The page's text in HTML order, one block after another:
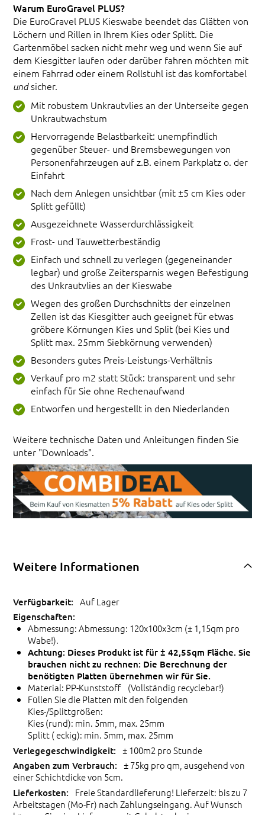
Warum EuroGravel PLUS?
Die EuroGravel PLUS Kieswabe beendet das Glätten von
Löchern und Rillen in Ihrem Kies oder Splitt. Die
Gartenmöbel sacken nicht mehr weg und wenn Sie auf
dem Kiesgitter laufen oder darüber fahren möchten mit
einem Fahrrad oder einem Rollstuhl ist das komfortabel
undsicher.
Mit robustem Unkrautvlies an der Unterseite gegen
Unkrautwachstum
Hervorragende Belastbarkeit: unempfindlich
gegenüber Steuer- und Bremsbewegungen von
Personenfahrzeugen auf z.B. einem Parkplatz o. der
Einfahrt
Nach dem Anlegen unsichtbar (mit ±5 cm Kies oder
Splitt gefüllt)
Ausgezeichnete Wasserdurchlässigkeit
Frost- und Tauwetterbeständig
Einfach und schnell zu verlegen (gegeneinander
legbar) und große Zeitersparnis wegen Befestigung
des Unkrautvlies an der Kieswabe
Wegen des großen Durchschnitts der einzelnen
Zellen ist das Kiesgitter auch geeignet für etwas
gröbere Körnungen Kies und Split (bei Kies und
Splitt max. 25mm Siebkörnung verwenden)
Besonders gutes Preis-Leistungs-Verhältnis
Verkauf pro m2 statt Stück: transparent und sehr
einfach für Sie ohne Rechenaufwand
Entworfen und hergestellt in den Niederlanden
Weitere technische Daten und Anleitungen finden Sie
unter "Downloads".
Weitere Informationen
Auf Lager
Abmessung: Abmessung: 120x100x3cm (± 1,15qm pro
Wabe!).
Achtung: Dieses Produkt ist für ± 42,55qm Fläche. Sie
brauchen nicht zu rechnen: Die Berechnung der
benötigten Platten übernehmen wir für Sie.
Material: PP-Kunststoff (Vollständig recyclebar!)
Füllen Sie die Platten mit den folgenden
Kies-/Splittgrößen:
Kies (rund): min. 5mm, max. 25mm
Splitt ( eckig): min. 5mm, max. 25mm
± 100m2 pro Stunde
± 75kg pro qm, ausgehend von
einer Schichtdicke von 5cm.
Freie Standardlieferung! Lieferzeit: bis zu 7
Arbeitstagen (Mo-Fr) nach Zahlungseingang. Auf Wunsch